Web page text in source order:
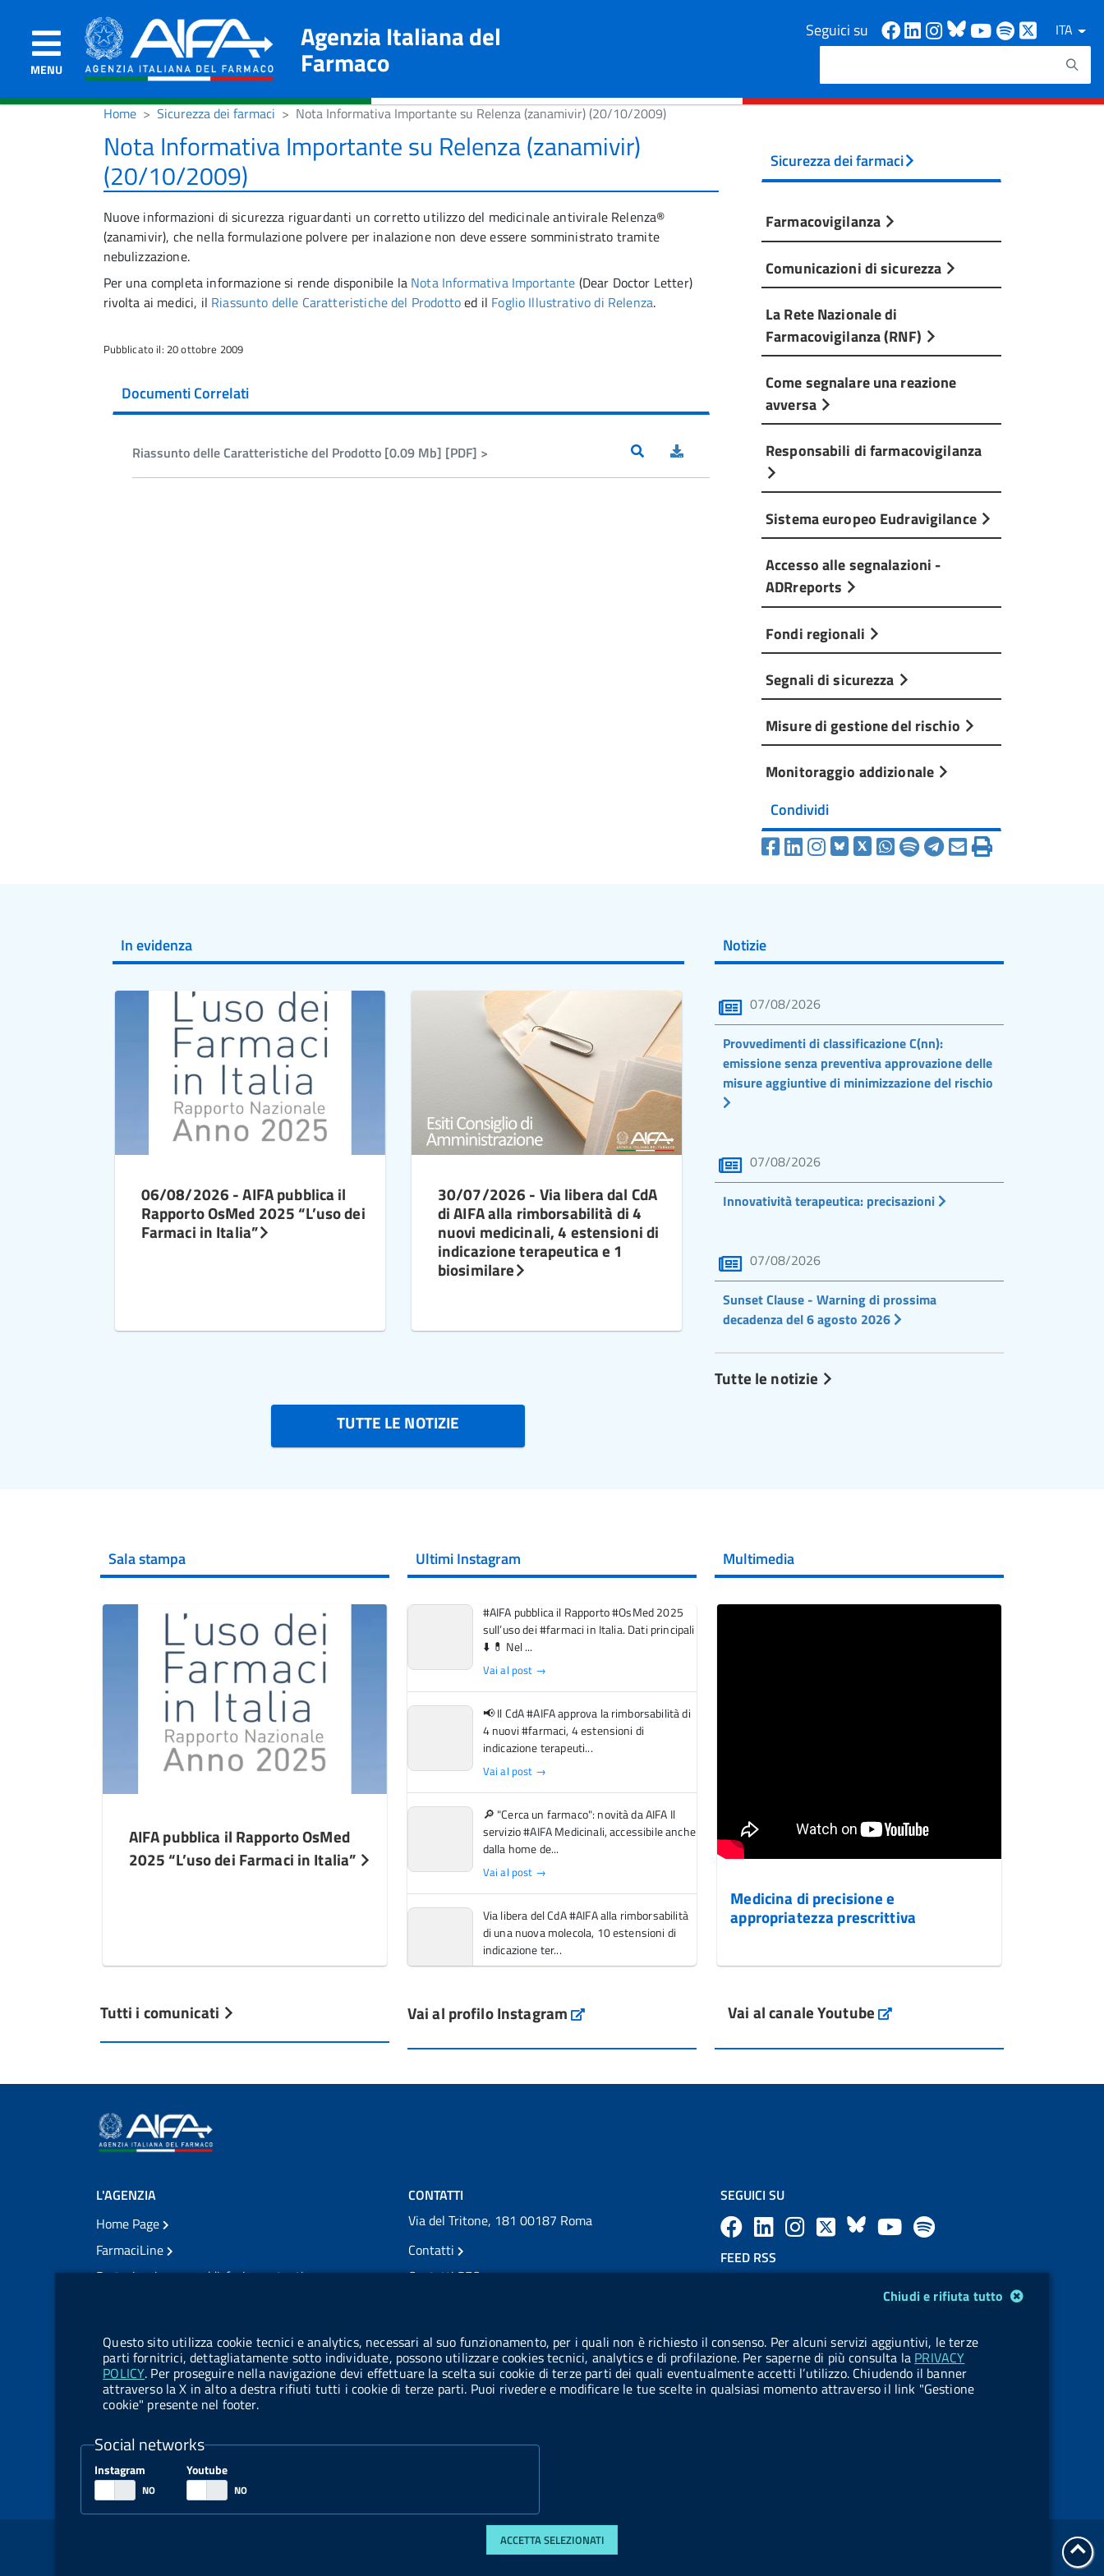
MENU
Agenzia Italiana del
Farmaco
Seguici su Facebook
Linkedin
Instagram
Bluesky
Youtube
Spotify
ITA
Cerca
Home Sicurezza dei farmaci Nota Informativa Importante su Relenza (zanamivir) (20/10/2009)
Nota Informativa Importante su Relenza (zanamivir)
(20/10/2009)
Nuove informazioni di sicurezza riguardanti un corretto utilizzo del medicinale antivirale Relenza®
(zanamivir), che nella formulazione polvere per inalazione non deve essere somministrato tramite
nebulizzazione.
Per una completa informazione si rende disponibile la Nota Informativa Importante (Dear Doctor Letter)
rivolta ai medici, il Riassunto delle Caratteristiche del Prodottoed il Foglio Illustrativo di Relenza.
Pubblicato il: 20 ottobre 2009
Documenti Correlati
Riassunto delle Caratteristiche del Prodotto [0.09 Mb] [PDF] >
Sicurezza dei farmaci
Farmacovigilanza
Comunicazioni di sicurezza
La Rete Nazionale di
Farmacovigilanza (RNF)
Come segnalare una reazione
avversa
Responsabili di farmacovigilanza
Sistema europeo Eudravigilance
Accesso alle segnalazioni -
ADRreports
Fondi regionali
Segnali di sicurezza
Misure di gestione del rischio
Monitoraggio addizionale
Condividi
In evidenza
06/08/2026 - AIFA pubblica il
Rapporto OsMed 2025 “L’uso dei
Farmaci in Italia”
30/07/2026 - Via libera dal CdA
di AIFA alla rimborsabilità di 4
nuovi medicinali, 4 estensioni di
indicazione terapeutica e 1
biosimilare
TUTTE LE NOTIZIE
Notizie
07/08/2026
Provvedimenti di classificazione C(nn):
emissione senza preventiva approvazione delle
misure aggiuntive di minimizzazione del rischio
07/08/2026
Innovatività terapeutica: precisazioni
07/08/2026
Sunset Clause - Warning di prossima
decadenza del 6 agosto 2026
Tutte le notizie
Sala stampa
AIFA pubblica il Rapporto OsMed
2025 “L’uso dei Farmaci in Italia”
Tutti i comunicati
Ultimi Instagram
#AIFA pubblica il Rapporto #OsMed 2025
sull’uso dei #farmaci in Italia. Dati principali
⬇️ 💊 Nel ...
Vai al post →
📢 Il CdA #AIFA approva la rimborsabilità di
4 nuovi #farmaci, 4 estensioni di
indicazione terapeuti...
Vai al post →
🔎 "Cerca un farmaco": novità da AIFA Il
servizio #AIFA Medicinali, accessibile anche
dalla home de...
Vai al post →
Via libera del CdA #AIFA alla rimborsabilità
di una nuova molecola, 10 estensioni di
indicazione ter...
L'Italia si conferma tra i primi Paesi europei
dal Servi...
Vai al profilo Instagram Instagram
Multimedia
Medicina di precisione e
appropriatezza prescrittiva
Vai al canale Youtube
Chiudi e rifiuta tutto
Questo sito utilizza cookie tecnici e analytics, necessari al suo funzionamento, per i quali non è richiesto il consenso. Per alcuni servizi aggiuntivi, le terze
parti fornitrici, dettagliatamente sotto individuate, possono utilizzare cookies tecnici, analytics e di profilazione. Per saperne di più consulta la PRIVACY
POLICY. Per proseguire nella navigazione devi effettuare la scelta sui cookie di terze parti dei quali eventualmente accetti l’utilizzo. Chiudendo il banner
attraverso la X in alto a destra rifiuti tutti i cookie di terze parti. Puoi rivedere e modificare le tue scelte in qualsiasi momento attraverso il link "Gestione
cookie" presente nel footer.
Social networks
Instagram Youtube
ACCETTA SELEZIONATI
L'AGENZIA
Home Page
FarmaciLine
Partecipazione e soddisfazione utenti
Amministrazione Trasparente
Atti di notifica
Pubblicità legale
TrovaNormeFarmaco
Bandi di Gara e Contratti
CONTATTI
Via del Tritone, 181 00187 Roma
Contatti
Contatti PEC
Codice Fiscale: 97345810580
Codice IPA AIFA: aifa_rm
Codice IPA UCB: UFE1TR
SEGUICI SU
F
a
b
o
L
e
d
l
.
X
B
s
k
Y
u
u
b
l
b
l
.
FEED RSS
e
d
Gestione cookie
Obiettivi di accessibilità Statistiche sito